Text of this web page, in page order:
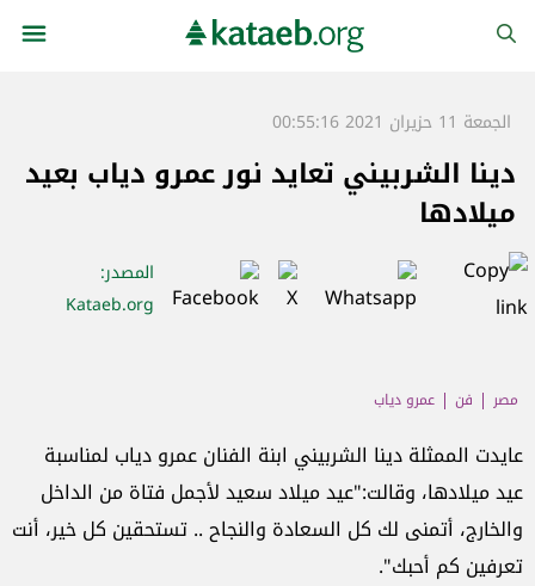
الجمعة 11 حزيران 2021 00:55:16
دينا الشربيني تعايد نور عمرو دياب بعيد
ميلادها
المصدر:
Kataeb.org
مصر فن عمرو دياب
عايدت الممثلة دينا الشربيني ابنة الفنان عمرو دياب لمناسبة
عيد ميلادها، وقالت:"عيد ميلاد سعيد لأجمل فتاة من الداخل
والخارج، أتمنى لك كل السعادة والنجاح .. تستحقين كل خير، أنت
تعرفين كم أحبك".